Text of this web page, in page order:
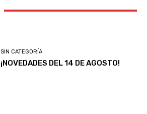
SIN CATEGORÍA
¡NOVEDADES DEL 14 DE AGOSTO!